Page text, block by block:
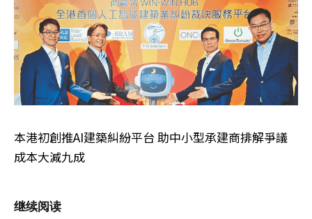
本港初創推AI建築糾紛平台 助中小型承建商排解爭議
成本大減九成
继续阅读